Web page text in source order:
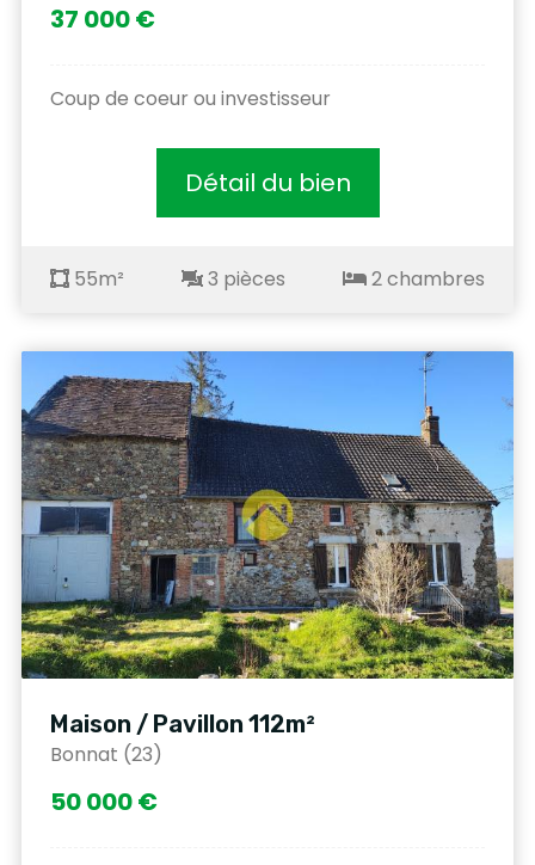
37 000 €
Coup de coeur ou investisseur
Détail du bien
55m² 3 pièces 2 chambres
Maison / Pavillon 112m²
Bonnat (23)
50 000 €